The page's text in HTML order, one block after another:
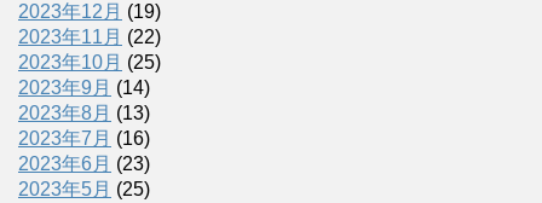
2023年12月 (19)
2023年11月 (22)
2023年10月 (25)
2023年9月 (14)
2023年8月 (13)
2023年7月 (16)
2023年6月 (23)
2023年5月 (25)